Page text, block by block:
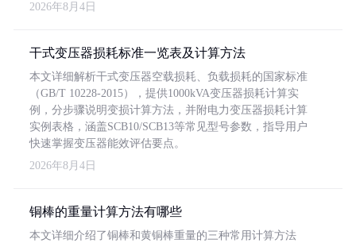
2026年8月4日
干式变压器损耗标准一览表及计算方法
本文详细解析干式变压器空载损耗、负载损耗的国家标准
（GB/T 10228-2015），提供1000kVA变压器损耗计算实
例，分步骤说明变损计算方法，并附电力变压器损耗计算
实例表格，涵盖SCB10/SCB13等常见型号参数，指导用户
快速掌握变压器能效评估要点。
2026年8月4日
铜棒的重量计算方法有哪些
本文详细介绍了铜棒和黄铜棒重量的三种常用计算方法